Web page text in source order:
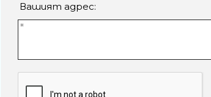
Вашият адрес: